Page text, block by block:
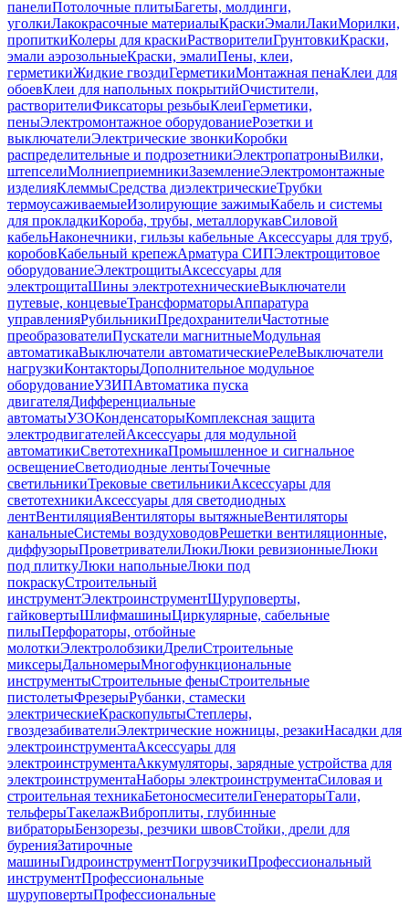
панелиПотолочные плитыБагеты, молдинги,
уголкиЛакокрасочные материалыКраскиЭмалиЛакиМорилки,
пропиткиКолеры для краскиРастворителиГрунтовкиКраски,
эмали аэрозольныеКраски, эмалиПены, клеи,
герметикиЖидкие гвоздиГерметикиМонтажная пенаКлеи для
обоевКлеи для напольных покрытийОчистители,
растворителиФиксаторы резьбыКлеиГерметики,
пеныЭлектромонтажное оборудованиеРозетки и
выключателиЭлектрические звонкиКоробки
распределительные и подрозетникиЭлектропатроныВилки,
штепселиМолниеприемникиЗаземлениеЭлектромонтажные
изделияКлеммыСредства диэлектрическиеТрубки
термоусаживаемыеИзолирующие зажимыКабель и системы
для прокладкиКороба, трубы, металлорукавСиловой
кабельНаконечники, гильзы кабельные Аксессуары для труб,
коробовКабельный крепежАрматура СИПЭлектрощитовое
оборудованиеЭлектрощитыАксессуары для
электрощитаШины электротехническиеВыключатели
путевые, концевыеТрансформаторыАппаратура
управленияРубильникиПредохранителиЧастотные
преобразователиПускатели магнитныеМодульная
автоматикаВыключатели автоматическиеРелеВыключатели
нагрузкиКонтакторыДополнительное модульное
оборудованиеУЗИПАвтоматика пуска
двигателяДифференциальные
автоматыУЗОКонденсаторыКомплексная защита
электродвигателейАксессуары для модульной
автоматикиСветотехникаПромышленное и сигнальное
освещениеСветодиодные лентыТочечные
светильникиТрековые светильникиАксессуары для
светотехникиАксессуары для светодиодных
лентВентиляцияВентиляторы вытяжныеВентиляторы
канальныеСистемы воздуховодовРешетки вентиляционные,
диффузорыПроветривателиЛюкиЛюки ревизионныеЛюки
под плиткуЛюки напольныеЛюки под
покраскуСтроительный
инструментЭлектроинструментШуруповерты,
гайковертыШлифмашиныЦиркулярные, сабельные
пилыПерфораторы, отбойные
молоткиЭлектролобзикиДрелиСтроительные
миксерыДальномерыМногофункциональные
инструментыСтроительные феныСтроительные
пистолетыФрезерыРубанки, стамески
электрическиеКраскопультыСтеплеры,
гвоздезабивателиЭлектрические ножницы, резакиНасадки для
электроинструментаАксессуары для
электроинструментаАккумуляторы, зарядные устройства для
электроинструментаНаборы электроинструментаСиловая и
строительная техникаБетоносмесителиГенераторыТали,
тельферыТакелажВиброплиты, глубинные
вибраторыБензорезы, резчики швовСтойки, дрели для
буренияЗатирочные
машиныГидроинструментПогрузчикиПрофессиональный
инструментПрофессиональные
шуруповертыПрофессиональные